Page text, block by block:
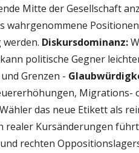
Mitte der Gesellschaft
wahrgenommene
Diskursdominanz:
politische Gegner
Grenzen -
das neue Etikett als
realer Kursänderungen
rechten